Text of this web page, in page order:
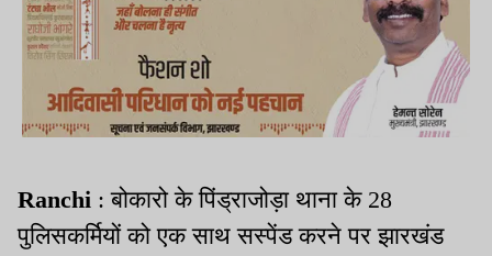
Ranchi : बोकारो के पिंड्राजोड़ा थाना के 28
पुलिसकर्मियों को एक साथ सस्पेंड करने पर झारखंड